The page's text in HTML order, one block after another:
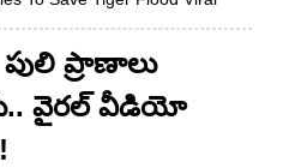
ప్రాణాలు
వైరల్ వీడియో